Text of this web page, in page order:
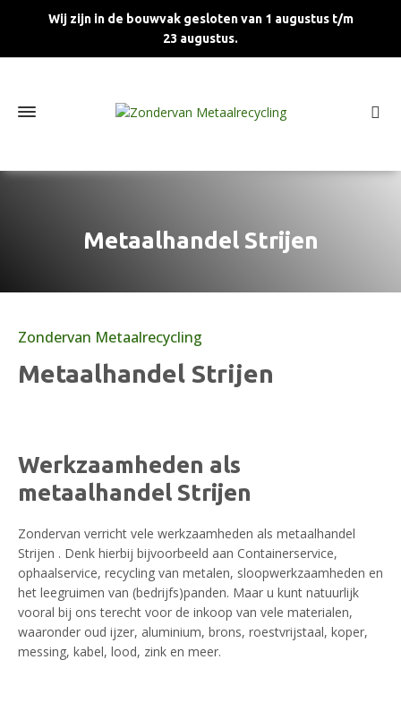
Wij zijn in de bouwvak gesloten van 1 augustus t/m
23 augustus.
Metaalhandel Strijen
Zondervan Metaalrecycling
Metaalhandel Strijen
Werkzaamheden als
metaalhandel Strijen
Zondervan verricht vele werkzaamheden als metaalhandel
Strijen . Denk hierbij bijvoorbeeld aan Containerservice,
ophaalservice, recycling van metalen, sloopwerkzaamheden en
het leegruimen van (bedrijfs)panden. Maar u kunt natuurlijk
vooral bij ons terecht voor de inkoop van vele materialen,
waaronder oud ijzer, aluminium, brons, roestvrijstaal, koper,
messing, kabel, lood, zink en meer.